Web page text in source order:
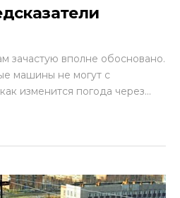
зачастую вполне обосновано.
машины не могут с
изменится погода через...